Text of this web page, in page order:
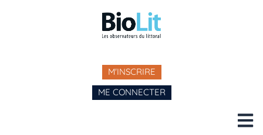
M'INSCRIRE
ME CONNECTER